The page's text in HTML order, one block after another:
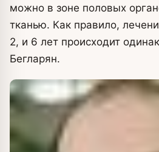
можно в зоне половых
тканью. Как правило,
2, и 6 лет происходит
Бегларян.